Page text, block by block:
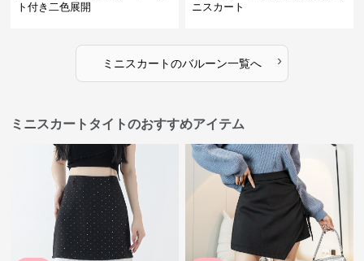
ト付き二色展開
ニスカート
ミニスカートのバルーン一覧へ ›
ミニスカートタイトのおすすめアイテム